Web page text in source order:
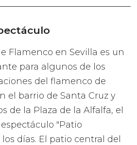
Flamenco en Sevilla es un
para algunos de los
del flamenco de
el barrio de Santa Cruz y
de la Plaza de la Alfalfa, el
"Patio
días. El patio central del